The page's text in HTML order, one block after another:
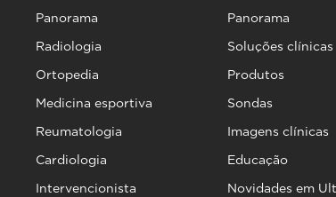
Panorama
Radiologia
Ortopedia
Medicina esportiva
Reumatologia
Cardiologia
Intervencionista
Panorama
Soluções clínicas
Produtos
Sondas
Imagens clínicas
Educação
Novidades em